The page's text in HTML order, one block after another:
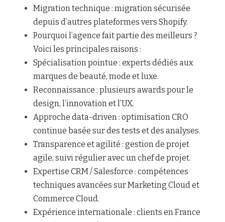
Migration technique : migration sécurisée
depuis d’autres plateformes vers Shopify.
Pourquoi l’agence fait partie des meilleurs ?
Voici les principales raisons :
Spécialisation pointue : experts dédiés aux
marques de beauté, mode et luxe.
Reconnaissance : plusieurs awards pour le
design, l’innovation et l’UX.
Approche data-driven : optimisation CRO
continue basée sur des tests et des analyses.
Transparence et agilité : gestion de projet
agile, suivi régulier avec un chef de projet.
Expertise CRM / Salesforce : compétences
techniques avancées sur Marketing Cloud et
Commerce Cloud.
Expérience internationale : clients en France